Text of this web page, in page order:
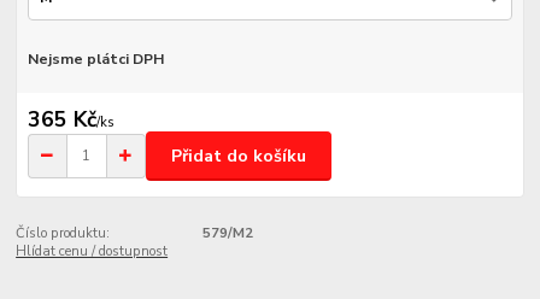
Nejsme plátci DPH
365 Kč/ks
Přidat do košíku
Číslo produktu:
579/M2
Hlídat cenu / dostupnost